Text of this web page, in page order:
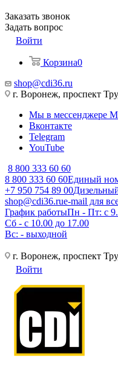
Заказать звонок
Задать вопрос
Войти
Корзина0
shop@cdi36.ru
г. Воронеж, проспект
Мы в мессенджере
Вконтакте
Telegram
YouTube
8 800 333 60 60
8 800 333 60 60Единый
+7 950 754 89 00
shop@cdi36.rue-mail для
График работыПн - Пт: с
Сб - с 10.00 до 17.00
Вс: - выходной
г. Воронеж, проспект
Войти